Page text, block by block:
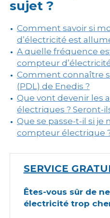
sujet ?
Comment savoir si
d’électricité est
A quelle fréquence
compteur
Comment connaître
(PDL) de Enedis ?
Que vont devenir les
électriques ? Seront-
Que se passe-t-il si je
compteur électrique
SERVICE
Êtes-vous sûr de
électricité trop